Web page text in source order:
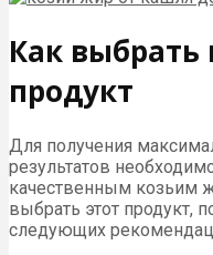
Как выбрать
продукт
Для получения
результатов
качественным козьим
выбрать этот продукт,
следующих